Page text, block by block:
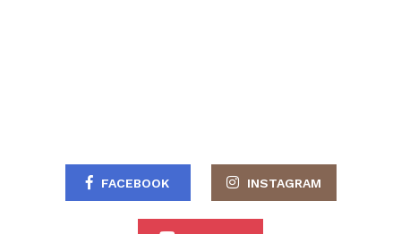
FACEBOOK INSTAGRAM